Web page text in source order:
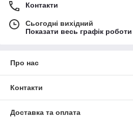
Контакти
Сьогодні вихідний
Показати весь графік роботи
Про нас
Контакти
Доставка та оплата